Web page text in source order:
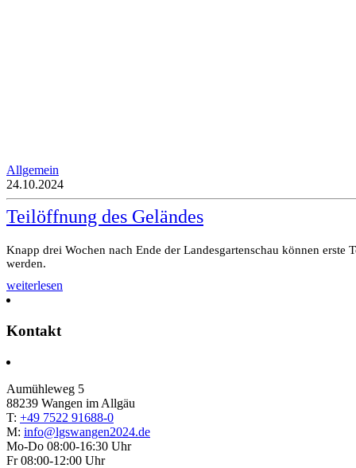
Allgemein
24.10.2024
Teilöffnung des Geländes
Knapp drei Wochen nach Ende der Landesgartenschau können erste
werden.
weiterlesen
Kontakt
Aumühleweg 5
88239 Wangen im Allgäu
T: +49 7522 91688-0
M: info@lgswangen2024.de
Mo-Do 08:00-16:30 Uhr
Fr 08:00-12:00 Uhr